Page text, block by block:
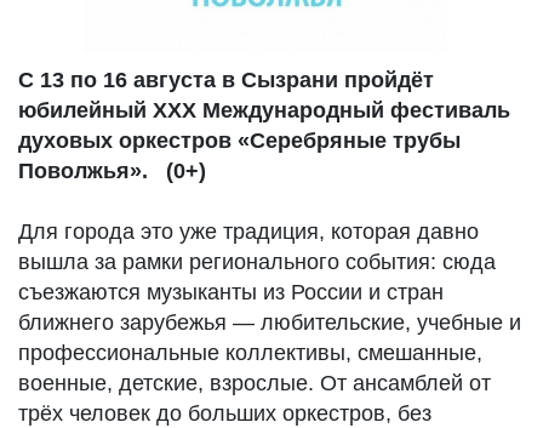
С 13 по 16 августа в Сызрани пройдёт
юбилейный XXX Международный фестиваль
духовых оркестров «Серебряные трубы
Поволжья». (0+)
Для города это уже традиция, которая давно
вышла за рамки регионального события: сюда
съезжаются музыканты из России и стран
ближнего зарубежья — любительские, учебные и
профессиональные коллективы, смешанные,
военные, детские, взрослые. От ансамблей от
трёх человек до больших оркестров, без